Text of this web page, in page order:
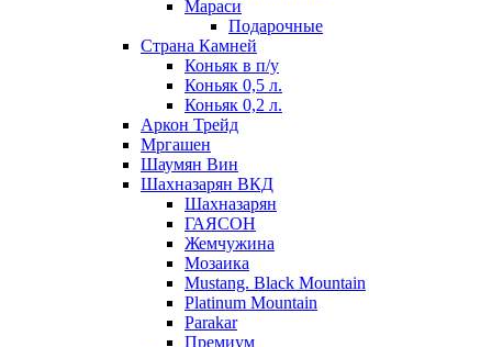
Мараси
Подарочные
Страна Камней
Коньяк в п/у
Коньяк 0,5 л.
Коньяк 0,2 л.
Аркон Трейд
Мргашен
Шаумян Вин
Шахназарян ВКД
Шахназарян
ГАЯСОН
Жемчужина
Мозаика
Mustang. Black Mountain
Platinum Mountain
Parakar
Премиум